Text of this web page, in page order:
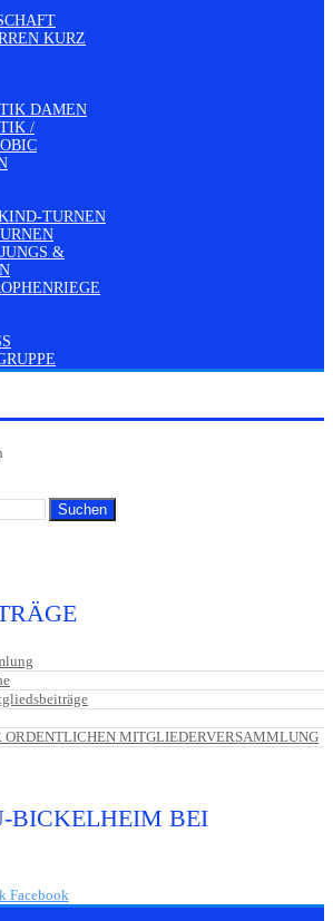
KURZ
DAMEN
/
TURNEN
&
ORDENTLICHEN MITGLIEDERVERSAMMLUNG
BICKELHEIM BEI